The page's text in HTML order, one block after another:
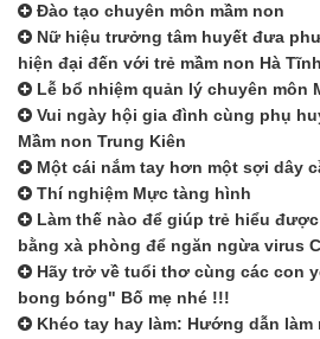
Đào tạo chuyên môn mầm non
Nữ hiệu trưởng tâm huyết đưa
hiện đại đến với trẻ mầm non Hà Tĩnh
Lễ bổ nhiệm quản lý chuyên môn
Vui ngày hội gia đình cùng phụ
Mầm non Trung Kiên
Một cái nắm tay hơn một sợi dây
Thí nghiệm Mực tàng hình
Làm thế nào để giúp trẻ hiểu
bằng xà phòng để ngăn ngừa virus
Hãy trở về tuổi thơ cùng các con
bong bóng" Bố mẹ nhé !!!
Khéo tay hay làm: Hướng dẫn làm